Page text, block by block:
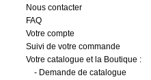
Nous contacter
FAQ
Votre compte
Suivi de votre commande
Votre catalogue et la Boutique :
- Demande de catalogue